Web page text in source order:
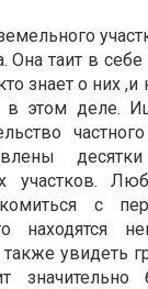
Она таит в
знает о них ,и
в этом деле.
участков.
с
находятся
увидеть
значительно